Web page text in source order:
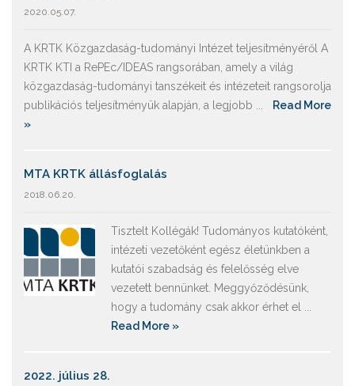
2020.05.07.
A KRTK Közgazdaság-tudományi Intézet teljesítményéről A
KRTK KTI a RePEc/IDEAS rangsorában, amely a világ
közgazdaság-tudományi tanszékeit és intézeteit rangsorolja
publikációs teljesítményük alapján, a legjobb ...
Read More
»
MTA KRTK állásfoglalás
2018.06.20.
Tisztelt Kollégák! Tudományos kutatóként,
intézeti vezetőként egész életünkben a
kutatói szabadság és felelősség elve
vezetett bennünket. Meggyőződésünk,
hogy a tudomány csak akkor érhet el ...
Read More »
2022. július 28.